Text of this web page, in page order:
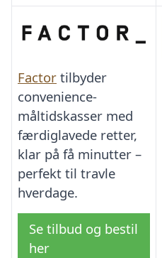
Factor tilbyder
convenience-
måltidskasser med
færdiglavede retter,
klar på få minutter –
perfekt til travle
hverdage.
Se tilbud og bestil
her